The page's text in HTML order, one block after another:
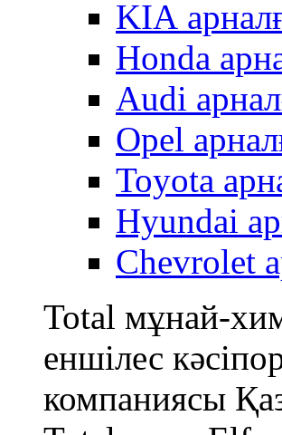
KIA
Honda
Audi
Opel
Toyota
Hyundai
Chevrolet
Total мұнай-
еншілес
компаниясы